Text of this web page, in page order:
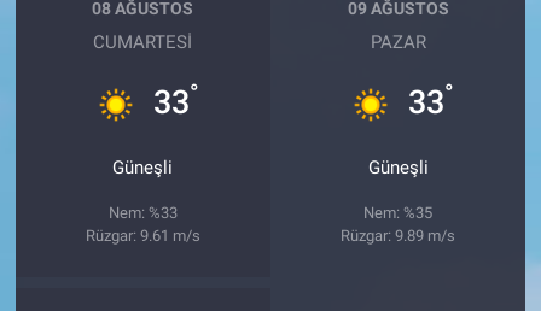
08 AĞUSTOS
CUMARTESI
33°
Güneşli
Nem: %33
Rüzgar: 9.61 m/s
09 AĞUSTOS
PAZAR
33°
Güneşli
Nem: %35
Rüzgar: 9.89 m/s